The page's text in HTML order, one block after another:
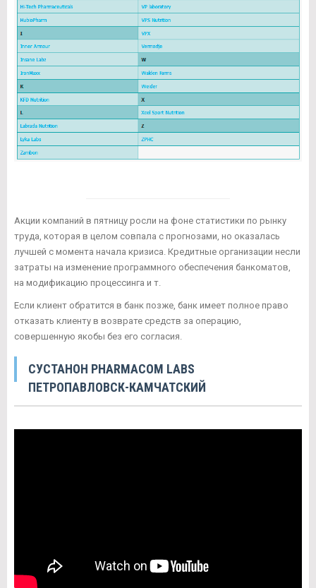
Акции компаний в пятницу росли на фоне статистики по рынку
труда, которая в целом совпала с прогнозами, но оказалась
лучшей с момента начала кризиса. Кредитные организации несли
затраты на изменение программного обеспечения банкоматов,
на модификацию процессинга и т.
Если клиент обратится в банк позже, банк имеет полное право
отказать клиенту в возврате средств за операцию,
совершенную якобы без его согласия.
СУСТАНОН PHARMACOM LABS
ПЕТРОПАВЛОВСК-КАМЧАТСКИЙ